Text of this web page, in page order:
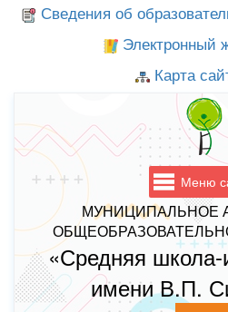
Сведения об
Электронный
Карта
Меню
МУНИЦИПАЛЬНОЕ
«Средняя
имени В.П.